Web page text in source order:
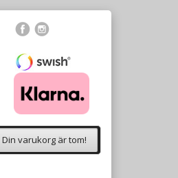
Din varukorg är tom!